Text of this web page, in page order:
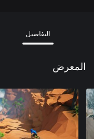
التفاصيل
المعرض